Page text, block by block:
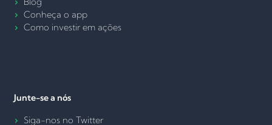
Conheça o app
Como investir em ações
Junte-se a nós
Siga-nos no Twitter